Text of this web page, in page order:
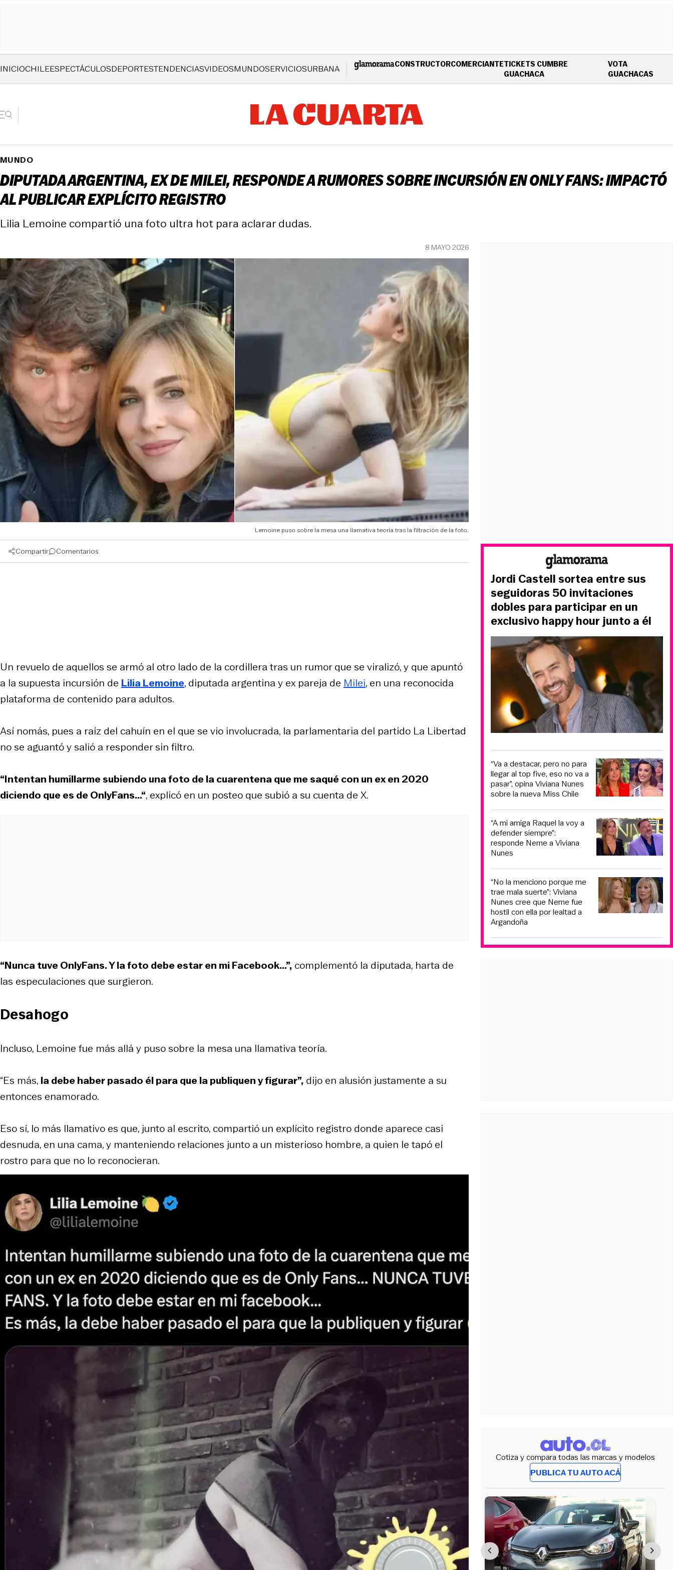
INICIOCHILEESPECTÁCULOSDEPORTESTENDENCIASVIDEOSMUNDOSERVICIOSURBANA CONSTRUCTORCOMERCIANTETICKETS CUMBRE
GUACHACAOPENS IN NEW WINDOW
VOTA
GUACHACAS
MUNDO
DIPUTADA ARGENTINA, EX DE MILEI, RESPONDE A RUMORES SOBRE INCURSIÓN EN ONLY FANS: IMPACTÓ
AL PUBLICAR EXPLÍCITO REGISTRO
Lilia Lemoine compartió una foto ultra hot para aclarar dudas.
8 MAYO 2026
Lemoine puso sobre la mesa una llamativa teoría tras la filtración de la foto.
Compartir Comentarios
Un revuelo de aquellos se armó al otro lado de la cordillera tras un rumor que se viralizó, y que apuntó
a la supuesta incursión de Lilia Lemoine, diputada argentina y ex pareja de Milei, en una reconocida
plataforma de contenido para adultos.
Así nomás, pues a raíz del cahuín en el que se vio involucrada, la parlamentaria del partido La Libertad
no se aguantó y salió a responder sin filtro.
“Intentan humillarme subiendo una foto de la cuarentena que me saqué con un ex en 2020
diciendo que es de OnlyFans…“, explicó en un posteo que subió a su cuenta de X.
“Nunca tuve OnlyFans. Y la foto debe estar en mi Facebook…”, complementó la diputada, harta de
las especulaciones que surgieron.
Desahogo
Incluso, Lemoine fue más allá y puso sobre la mesa una llamativa teoría.
“Es más, la debe haber pasado él para que la publiquen y figurar”, dijo en alusión justamente a su
entonces enamorado.
Eso sí, lo más llamativo es que, junto al escrito, compartió un explícito registro donde aparece casi
desnuda, en una cama, y manteniendo relaciones junto a un misterioso hombre, a quien le tapó el
rostro para que no lo reconocieran.
Jordi Castell sortea entre sus
seguidoras 50 invitaciones
dobles para participar en un
exclusivo happy hour junto a él
“Va a destacar, pero no para
llegar al top five, eso no va a
pasar”, opina Viviana Nunes
sobre la nueva Miss Chile
“A mi amiga Raquel la voy a
defender siempre”:
responde Neme a Viviana
Nunes
“No la menciono porque me
trae mala suerte”: Viviana
Nunes cree que Neme fue
hostil con ella por lealtad a
Argandoña
Cotiza y compara todas las marcas y modelos
PUBLICA TU AUTO ACÁ